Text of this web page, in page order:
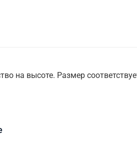
на высоте. Размер